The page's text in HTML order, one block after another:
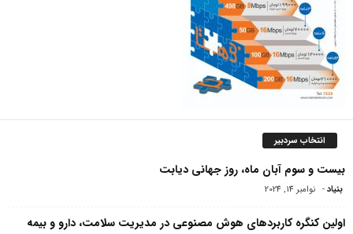
انتخاب سردبیر
بیست و سوم آبان ماه، روز جهانی دیابت
بنیاد- نوامبر 14, 2024
اولین کنگره کاربردهای هوش مصنوعی در مدیریت سلامت، دارو و بیمه